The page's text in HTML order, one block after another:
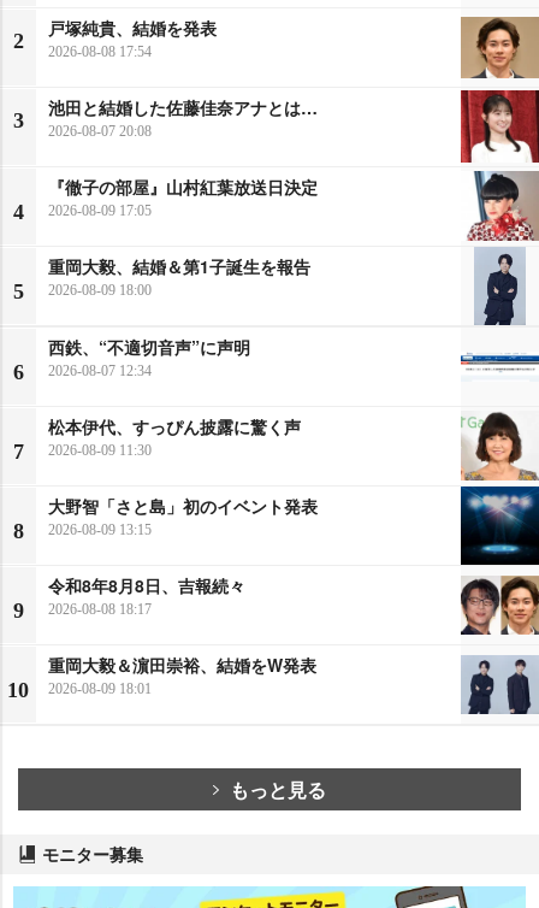
2
戸塚純貴、結婚を発表
2026-08-08 17:54
3
池田と結婚した佐藤佳奈アナとは…
2026-08-07 20:08
4
『徹子の部屋』山村紅葉放送日決定
2026-08-09 17:05
5
重岡大毅、結婚＆第1子誕生を報告
2026-08-09 18:00
6
西鉄、“不適切音声”に声明
2026-08-07 12:34
7
松本伊代、すっぴん披露に驚く声
2026-08-09 11:30
8
大野智「さと島」初のイベント発表
2026-08-09 13:15
9
令和8年8月8日、吉報続々
2026-08-08 18:17
10
重岡大毅＆濵田崇裕、結婚をW発表
2026-08-09 18:01
もっと見る
モニター募集